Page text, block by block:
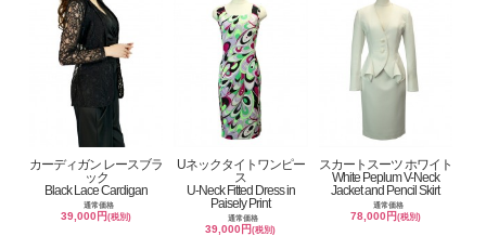
カーディガン レースブラ
ック
Black Lace Cardigan
通常価格
39,000円(税別)
Uネックタイトワンピー
ス
U-Neck Fitted Dress in
Paisely Print
通常価格
39,000円(税別)
スカートスーツ ホワイト
White Peplum V-Neck
Jacket and Pencil Skirt
通常価格
78,000円 (税別)